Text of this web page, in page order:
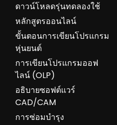
ดาวน์โหลดรุ่นทดลองใช้
หลักสูตรออนไลน์
ขั้นตอนการเขียนโปรแกรม
หุ่นยนต์
การเขียนโปรแกรมออฟ
ไลน์ (OLP)
อธิบายซอฟต์แวร์
CAD/CAM
การซ่อมบำรุง